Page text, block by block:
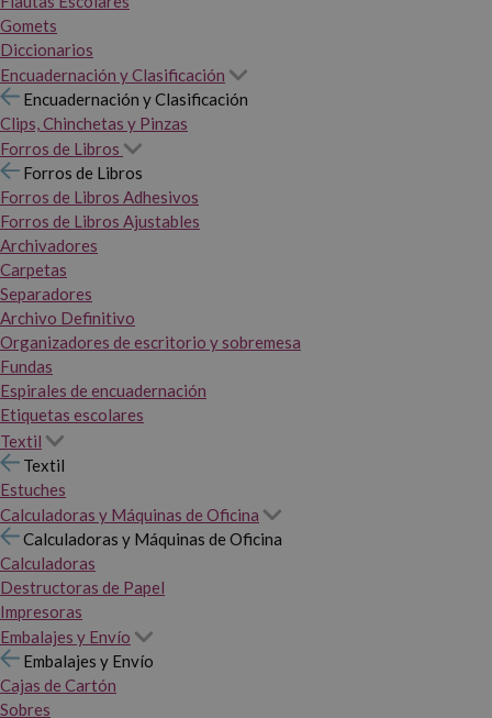
Gomets
Diccionarios
Encuadernación y Clasificación
Encuadernación y Clasificación
Clips, Chinchetas y Pinzas
Forros de Libros
Forros de Libros
Forros de Libros Adhesivos
Forros de Libros Ajustables
Archivadores
Carpetas
Separadores
Archivo Definitivo
Organizadores de escritorio y sobremesa
Fundas
Espirales de encuadernación
Etiquetas escolares
Textil
Textil
Estuches
Calculadoras y Máquinas de Oficina
Calculadoras y Máquinas de Oficina
Calculadoras
Destructoras de Papel
Impresoras
Embalajes y Envío
Embalajes y Envío
Cajas de Cartón
Sobres